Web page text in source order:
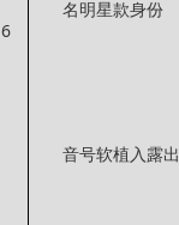
6
名 明星款身份
音号软植入露出